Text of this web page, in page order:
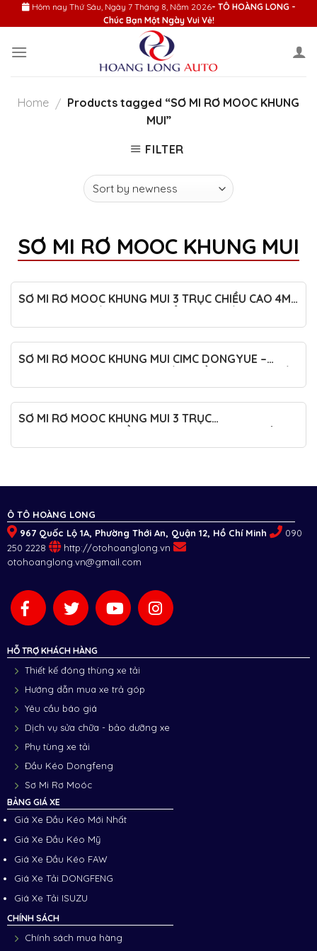
to
Hôm nay Thứ Sáu, Ngày 7 Tháng 8, Năm 2026- TÔ HOÀNG LONG -
Chúc Bạn Một Ngày Vui Vẻ!
Home / Products tagged “SƠ MI RƠ MOOC KHUNG
MUI”
FILTER
SƠ MI RƠ MOOC KHUNG MUI
SƠ MI RƠ MOOC KHUNG MUI 3 TRỤC CHIỀU CAO 4M
SƠ MI RƠ MOOC KHUNG MUI CIMC DONGYUE –
LƯỢNG CÓ HẠN
SƠ MI RƠ MOOC KHUNG MUI 3 TRỤC
NẶNG 7 TẤN
Ô TÔ HOÀNG LONG
967 Quốc Lộ 1A, Phường Thới An, Quận 12, Hồ Chí Minh
090
250 2228
http://otohoanglong.vn
otohoanglong.vn@gmail.com
HỖ TRỢ KHÁCH HÀNG
Thiết kế đóng thùng xe tải
Hướng dẫn mua xe trả góp
Yêu cầu báo giá
Dịch vụ sửa chữa - bảo dưỡng xe
Phụ tùng xe tải
Đầu Kéo Dongfeng
Sơ Mi Rơ Moóc
BẢNG GIÁ XE
Giá Xe Đầu Kéo Mới Nhất
Giá Xe Đầu Kéo Mỹ
Giá Xe Đầu Kéo FAW
Giá Xe Tải DONGFENG
Giá Xe Tải ISUZU
CHÍNH SÁCH
Chính sách mua hàng